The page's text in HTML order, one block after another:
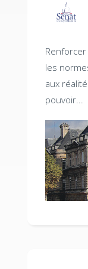
les
aux
pouvoir...